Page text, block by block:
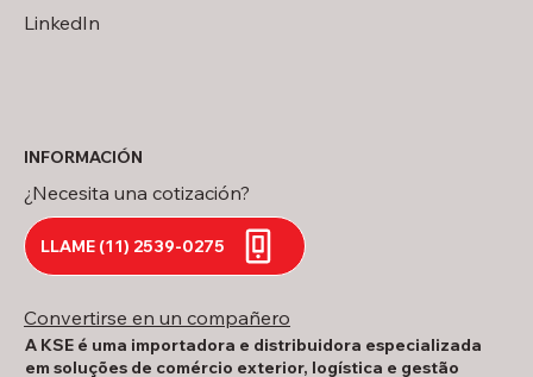
LinkedIn
INFORMACIÓN
¿Necesita una cotización?
LLAME (11) 2539-0275
Convertirse en un compañero
A KSE é uma importadora e distribuidora especializada
em soluções de comércio exterior, logística e gestão